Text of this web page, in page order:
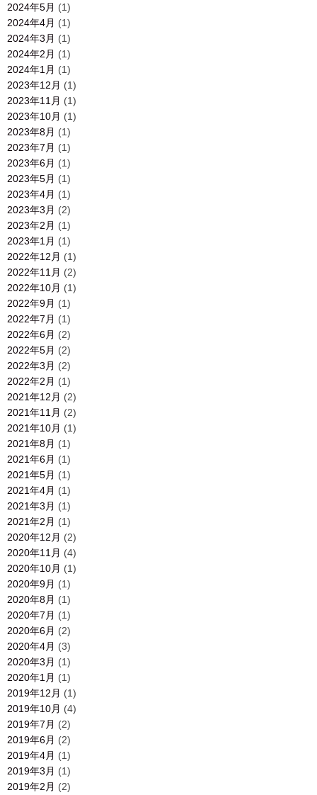
2024年5月 (1)
2024年4月 (1)
2024年3月 (1)
2024年2月 (1)
2024年1月 (1)
2023年12月 (1)
2023年11月 (1)
2023年10月 (1)
2023年8月 (1)
2023年7月 (1)
2023年6月 (1)
2023年5月 (1)
2023年4月 (1)
2023年3月 (2)
2023年2月 (1)
2023年1月 (1)
2022年12月 (1)
2022年11月 (2)
2022年10月 (1)
2022年9月 (1)
2022年7月 (1)
2022年6月 (2)
2022年5月 (2)
2022年3月 (2)
2022年2月 (1)
2021年12月 (2)
2021年11月 (2)
2021年10月 (1)
2021年8月 (1)
2021年6月 (1)
2021年5月 (1)
2021年4月 (1)
2021年3月 (1)
2021年2月 (1)
2020年12月 (2)
2020年11月 (4)
2020年10月 (1)
2020年9月 (1)
2020年8月 (1)
2020年7月 (1)
2020年6月 (2)
2020年4月 (3)
2020年3月 (1)
2020年1月 (1)
2019年12月 (1)
2019年10月 (4)
2019年7月 (2)
2019年6月 (2)
2019年4月 (1)
2019年3月 (1)
2019年2月 (2)